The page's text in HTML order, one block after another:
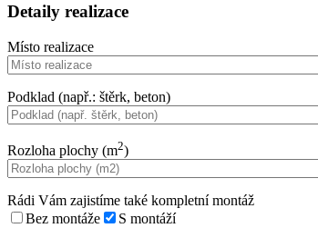
Detaily realizace
Místo realizace
Podklad (např.: štěrk, beton)
Rozloha plochy (m2)
Rádi Vám zajistíme také kompletní montáž
Bez montáže
S montáží